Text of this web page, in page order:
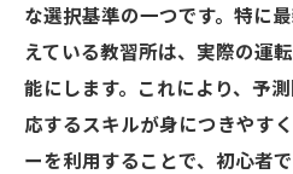
な選択基準の一つです。特に
えている教習所は、実際の運
能にします。これにより、予
応するスキルが身につきやす
ーを利用することで、初心者